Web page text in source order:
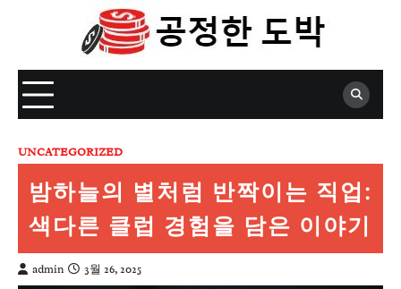
UNCATEGORIZED
밤하늘의 별처럼 반짝이는 직업:
색다른 클럽 경험을 담은 이야기
admin 3월 26, 2025